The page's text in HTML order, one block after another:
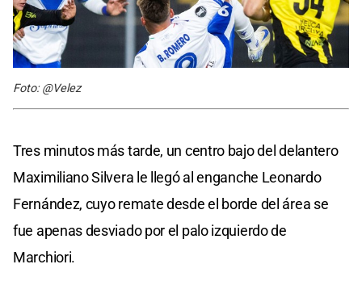
Foto: @Velez
Tres minutos más tarde, un centro bajo del delantero
Maximiliano Silvera le llegó al enganche Leonardo
Fernández, cuyo remate desde el borde del área se
fue apenas desviado por el palo izquierdo de
Marchiori.